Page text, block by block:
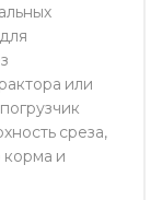
или
среза,
корма и